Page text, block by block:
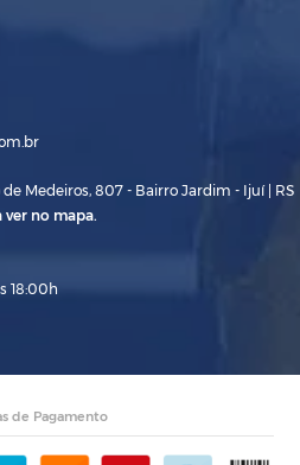
de Medeiros, 807 - Bairro Jardim - Ijuí | RS
no mapa.
18:00h
de Pagamento